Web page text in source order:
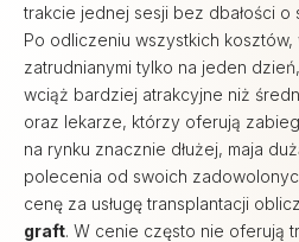
trakcie jednej sesji bez dbałości
Po odliczeniu wszystkich kosztów,
zatrudnianymi tylko na jeden
wciąż bardziej atrakcyjne niż
oraz lekarze, którzy oferują
na rynku znacznie dłużej, maja
polecenia od swoich
cenę za usługę transplantacji
graft. W cenie często nie oferują